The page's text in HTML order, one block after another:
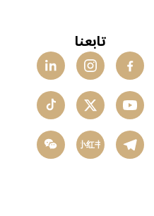
تابعنا
小红书